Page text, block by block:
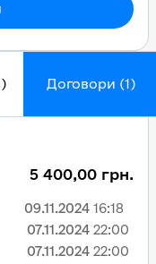
Договори (1)
5 400,00 грн.
09.11.2024 16:18
07.11.2024 22:00
07.11.2024 22:00